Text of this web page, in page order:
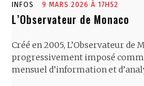
INFOS 9 MARS 2026 À 17H52
L’Observateur de Monaco
Créé en 2005, L’Observateur de
progressivement imposé
mensuel d’information et